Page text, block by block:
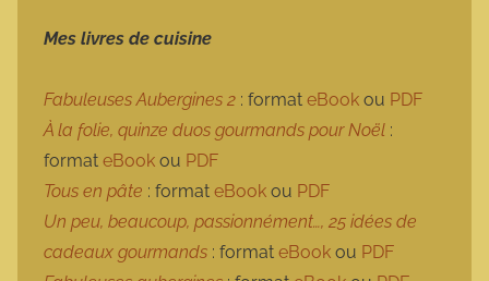
Mes livres de cuisine
Fabuleuses Aubergines 2 : format eBook ou PDF
À la folie, quinze duos gourmands pour Noël :
format eBook ou PDF
Tous en pâte : format eBook ou PDF
Un peu, beaucoup, passionnément…, 25 idées de
cadeaux gourmands : format eBook ou PDF